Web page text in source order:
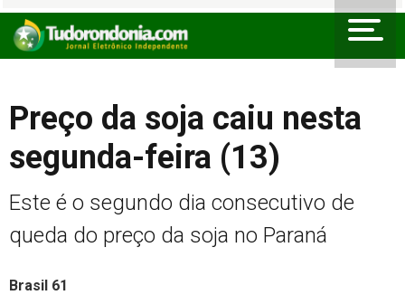
Preço da soja caiu nesta
segunda-feira (13)
Este é o segundo dia consecutivo de
queda do preço da soja no Paraná
Brasil 61